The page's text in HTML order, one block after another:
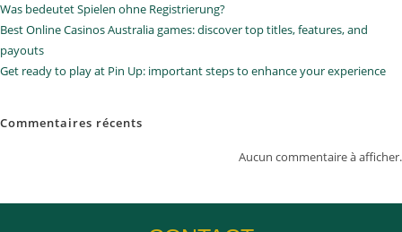
Was bedeutet Spielen ohne Registrierung?
Best Online Casinos Australia games: discover top titles, features, and
payouts
Get ready to play at Pin Up: important steps to enhance your experience
Commentaires récents
Aucun commentaire à afficher.